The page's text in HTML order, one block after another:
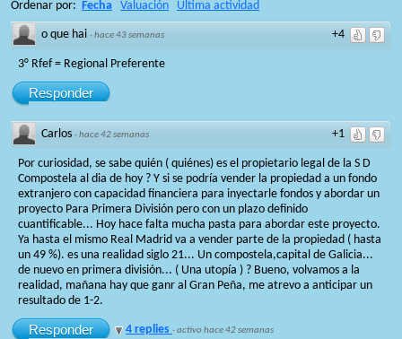
Ordenar por: Fecha Valuación Ultima actividad
+4
o que hai ·hace 43 semanas
3° Rfef = Regional Preferente
Responder
+1
Carlos ·hace 42 semanas
Por curiosidad, se sabe quién ( quiénes) es el propietario legal de la S D
Compostela al dia de hoy ? Y si se podría vender la propiedad a un fondo
extranjero con capacidad financiera para inyectarle fondos y abordar un
proyecto Para Primera División pero con un plazo definido
cuantificable... Hoy hace falta mucha pasta para abordar este proyecto.
Ya hasta el mismo Real Madrid va a vender parte de la propiedad ( hasta
un 49 %). es una realidad siglo 21... Un compostela,capital de Galicia...
de nuevo en primera división... ( Una utopía ) ? Bueno, volvamos a la
realidad, mañana hay que ganr al Gran Peña, me atrevo a anticipar un
resultado de 1-2.
Responder 4 replies ·activo hace 42 semanas